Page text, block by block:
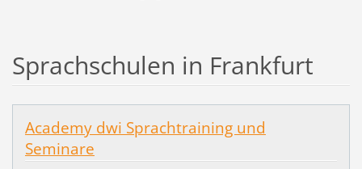
Sprachschulen in Frankfurt
Academy dwi Sprachtraining und
Seminare